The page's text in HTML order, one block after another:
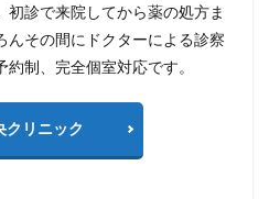
診で来院してから薬の処方ま
んその間にドクターによる診察
制、完全個室対応です。
クリニック